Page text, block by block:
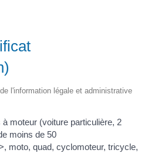
l'information légale et administrative
moteur (voiture particulière, 2
moins de 50
moto, quad, cyclomoteur, tricycle,